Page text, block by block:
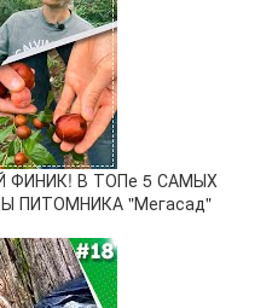
ФИНИК! В ТОПе 5 САМЫХ
ПИТОМНИКА "Мегасад"